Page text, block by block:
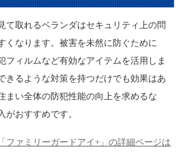
て取れるベランダはセキュリティ上の問
くなります。被害を未然に防ぐために
フィルムなど有効なアイテムを活用しま
きるような対策を持つだけでも効果はあ
まい全体の防犯性能の向上を求めるな
がおすすめです。
ファミリーガードアイ+」の詳細ページは